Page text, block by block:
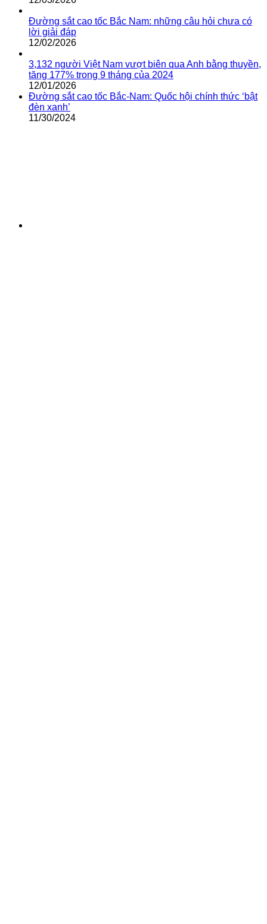
Đường sắt cao tốc Bắc Nam: những câu hỏi chưa có
lời giải đáp
12/02/2026
3,132 người Việt Nam vượt biên qua Anh bằng thuyền,
tăng 177% trong 9 tháng của 2024
12/01/2026
Đường sắt cao tốc Bắc-Nam: Quốc hội chính thức ‘bật
đèn xanh’
11/30/2024